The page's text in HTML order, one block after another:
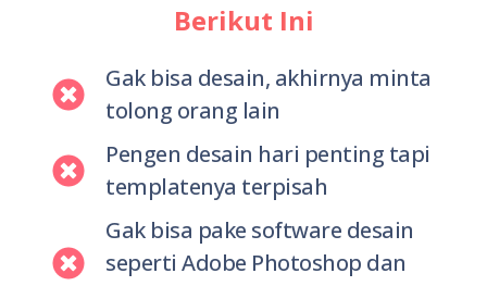
Berikut Ini
Gak bisa desain, akhirnya minta
tolong orang lain
Pengen desain hari penting tapi
templatenya terpisah
Gak bisa pake software desain
seperti Adobe Photoshop dan